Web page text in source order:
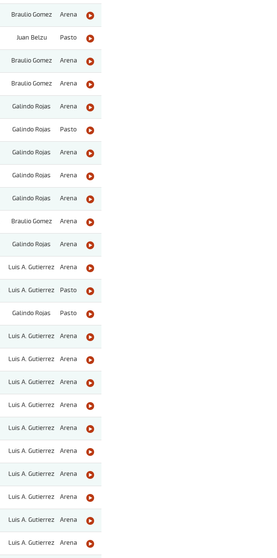
Braulio Gomez Arena
Juan Belzu Pasto
Braulio Gomez Arena
Braulio Gomez Arena
Galindo Rojas Arena
Galindo Rojas Pasto
Galindo Rojas Arena
Galindo Rojas Arena
Galindo Rojas Arena
Braulio Gomez Arena
Galindo Rojas Arena
Luis A. Gutierrez Arena
Luis A. Gutierrez Pasto
Galindo Rojas Pasto
Luis A. Gutierrez Arena
Luis A. Gutierrez Arena
Luis A. Gutierrez Arena
Luis A. Gutierrez Arena
Luis A. Gutierrez Arena
Luis A. Gutierrez Arena
Luis A. Gutierrez Arena
Luis A. Gutierrez Arena
Luis A. Gutierrez Arena
Luis A. Gutierrez Arena